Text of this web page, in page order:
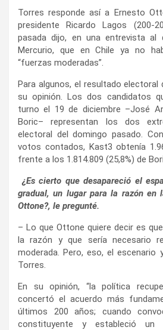
Torres responde así a Ernesto
presidente Ricardo Lagos (200-
pasada dijo, en una entrevista al
Mercurio, que en Chile ya no
“fuerzas moderadas”.
Para algunos, el resultado
su opinión. Los dos candidatos
turno el 19 de diciembre –José
Boric– representan los dos
electoral del domingo pasado.
votos contados, Kast3 obtenía
frente a los 1.814.809 (25,8%) de
¿Es cierto que desapareció el
gradual, un lugar para la razón en
Ottone?, le pregunté.
– Lo que Ottone quiere decir es
la razón y que sería necesario
moderada. Pero, eso, el escenario
Torres.
En su opinión, “la política
concertó el acuerdo más
últimos 200 años; cuando
constituyente y estableció un